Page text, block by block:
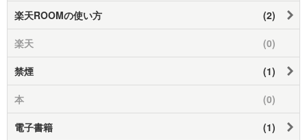
楽天ROOMの使い方 (2)
楽天 (0)
禁煙 (1)
本 (0)
電子書籍 (1)